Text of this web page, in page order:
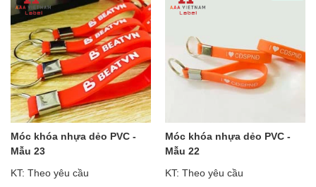
Móc khóa nhựa dẻo PVC -
Mẫu 23
KT: Theo yêu cầu
Móc khóa nhựa dẻo PVC -
Mẫu 22
KT: Theo yêu cầu